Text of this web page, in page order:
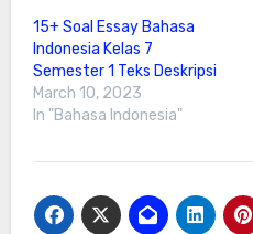
15+ Soal Essay Bahasa
Indonesia Kelas 7
Semester 1 Teks Deskripsi
March 10, 2023
In "Bahasa Indonesia"